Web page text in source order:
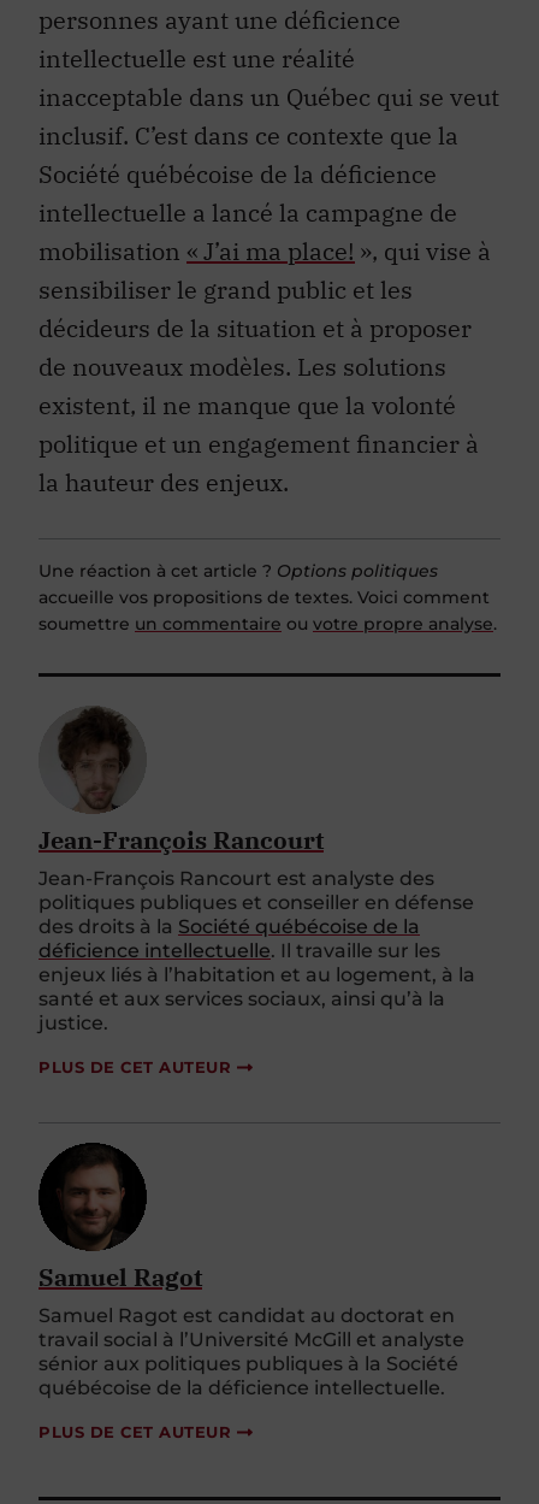
personnes ayant une déficience
intellectuelle est une réalité
inacceptable dans un Québec qui se veut
inclusif. C’est dans ce contexte que la
Société québécoise de la déficience
intellectuelle a lancé la campagne de
mobilisation « J’ai ma place! », qui vise à
sensibiliser le grand public et les
décideurs de la situation et à proposer
de nouveaux modèles. Les solutions
existent, il ne manque que la volonté
politique et un engagement financier à
la hauteur des enjeux.
Une réaction à cet article ? Options politiques
accueille vos propositions de textes. Voici comment
soumettre un commentaire ou votre propre analyse.
Jean-François Rancourt
Jean-François Rancourt est analyste des
politiques publiques et conseiller en défense
des droits à la Société québécoise de la
déficience intellectuelle. Il travaille sur les
enjeux liés à l’habitation et au logement, à la
santé et aux services sociaux, ainsi qu’à la
justice.
PLUS DE CET AUTEUR
Samuel Ragot
Samuel Ragot est candidat au doctorat en
travail social à l’Université McGill et analyste
sénior aux politiques publiques à la Société
québécoise de la déficience intellectuelle.
PLUS DE CET AUTEUR